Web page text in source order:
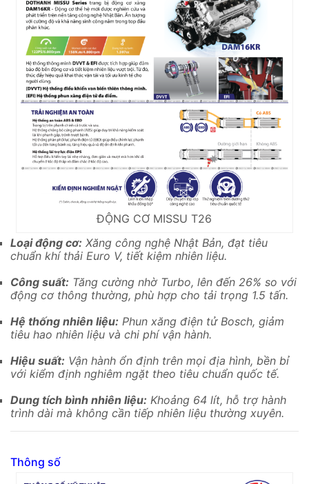
ĐỘNG CƠ MISSU T26
Loại động cơ: Xăng công nghệ Nhật Bản, đạt tiêu
chuẩn khí thải Euro V, tiết kiệm nhiên liệu.
Công suất: Tăng cường nhờ Turbo, lên đến 26% so với
động cơ thông thường, phù hợp cho tải trọng 1.5 tấn.
Hệ thống nhiên liệu: Phun xăng điện tử Bosch, giảm
tiêu hao nhiên liệu và chi phí vận hành.
Hiệu suất: Vận hành ổn định trên mọi địa hình, bền bỉ
với kiểm định nghiêm ngặt theo tiêu chuẩn quốc tế.
Dung tích bình nhiên liệu: Khoảng 64 lít, hỗ trợ hành
trình dài mà không cần tiếp nhiên liệu thường xuyên.
Thông số